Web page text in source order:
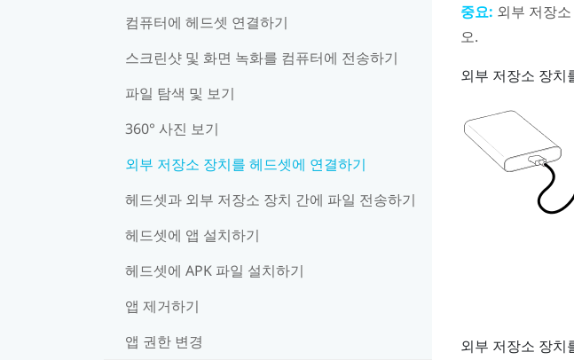
컴퓨터에 헤드셋 연결하기
스크린샷 및 화면 녹화를 컴퓨터에 전송하기
파일 탐색 및 보기
360° 사진 보기
외부 저장소 장치를 헤드셋에 연결하기
헤드셋과 외부 저장소 장치 간에 파일 전송하기
헤드셋에 앱 설치하기
헤드셋에 APK 파일 설치하기
앱 제거하기
앱 권한 변경
중요: 외부 저장
오.
외부 저장소 장치
외부 저장소 장치